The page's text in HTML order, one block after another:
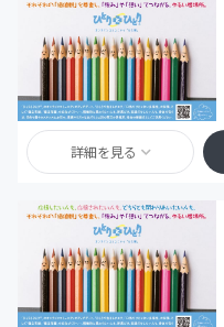
詳細を見る